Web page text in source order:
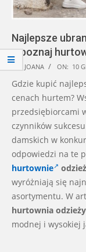
Najlepsze
– poznaj
2025-
12-
10
JOANA ON: 10
Gdzie kupić
cenach hurtem?
przedsiębiorcami
czynników
damskich w
odpowiedzi na te
hurtownie
wyróżniają się
asortymentu. W
hurtownia
modnej i wysokiej